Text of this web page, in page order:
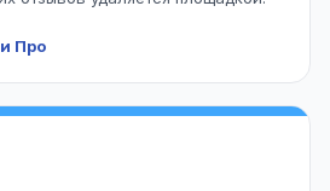
Про